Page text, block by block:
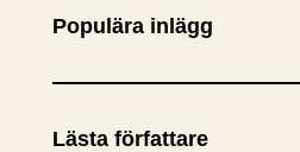
Populära inlägg
Lästa författare